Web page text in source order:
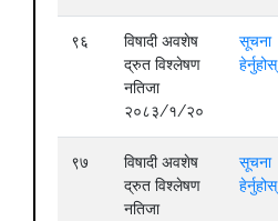
९६
विषादी अवशेष
द्रुत विश्लेषण
नतिजा
२०८३/१/२०
सूचना
हेर्नुहोस्
९७
विषादी अवशेष
द्रुत विश्लेषण
नतिजा
सूचना
हेर्नुहोस्